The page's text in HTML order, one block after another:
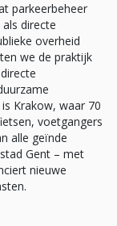
parkeerbeheer
directe
overheid
we de praktijk
Krakow, waar 70
voetgangers
alle geïnde
Gent – met
nieuwe